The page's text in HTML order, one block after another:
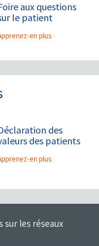
aux questions
le patient
en plus
des
des patients
en plus
sur les réseaux